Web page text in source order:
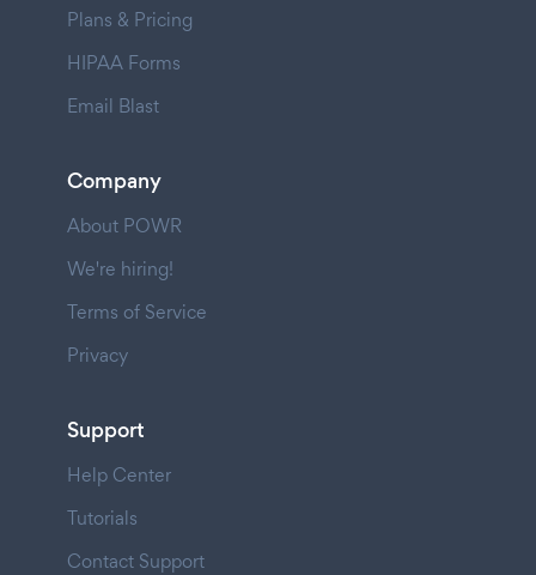
Plans & Pricing
HIPAA Forms
Email Blast
Company
About POWR
We're hiring!
Terms of Service
Privacy
Support
Help Center
Tutorials
Contact Support